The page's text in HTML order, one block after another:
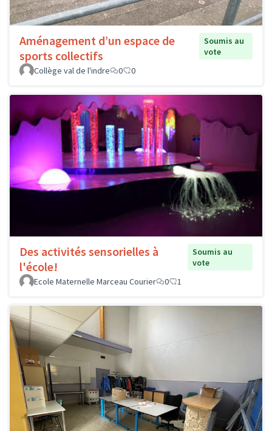
Aménagement d’un espace de
sports collectifs
Soumis au
vote
Collège val de l'indre
0 0
Des activités sensorielles à
l'école!
Soumis au
vote
Ecole Maternelle Marceau Courier
0 1